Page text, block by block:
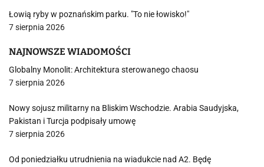
Łowią ryby w poznańskim parku. "To nie łowisko!"
7 sierpnia 2026
NAJNOWSZE WIADOMOŚCI
Globalny Monolit: Architektura sterowanego chaosu
7 sierpnia 2026
Nowy sojusz militarny na Bliskim Wschodzie. Arabia Saudyjska,
Pakistan i Turcja podpisały umowę
7 sierpnia 2026
Od poniedziałku utrudnienia na wiadukcie nad A2. Będę